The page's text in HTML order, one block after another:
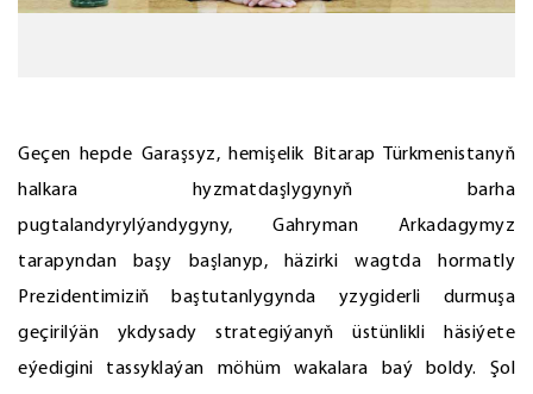
Geçen hepde Garaşsyz, hemişelik Bitarap Türkmenistanyň
halkara hyzmatdaşlygynyň barha
pugtalandyrylýandygyny, Gahryman Arkadagymyz
tarapyndan başy başlanyp, häzirki wagtda hormatly
Prezidentimiziň baştutanlygynda yzygiderli durmuşa
geçirilýän ykdysady strategiýanyň üstünlikli häsiýete
eýedigini tassyklaýan möhüm wakalara baý boldy. Şol